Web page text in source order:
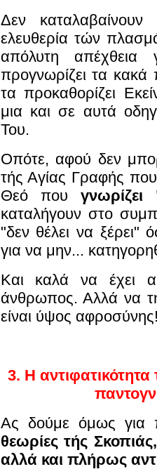
Δεν
ελευθερία τών
απόλυτη απέχθεια
προγνωρίζει τα
τα προκαθορίζει
μια και σε αυτά
Του.
Οπότε, αφού δεν
τής Αγίας Γραφής που
Θεό που
καταλήγουν στο
"δεν θέλει να ξέρει"
για να μην...
Και καλά να έχει
άνθρωπος. Αλλά να
είναι ύψος
3. Η αντιφατικότητα
Ας δούμε όμως για
θεωρίες τής
αλλά και πλήρως